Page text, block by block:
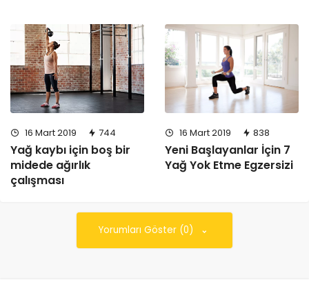
16 Mart 2019 744
Yağ kaybı için boş bir
midede ağırlık
çalışması
16 Mart 2019 838
Yeni Başlayanlar İçin 7
Yağ Yok Etme Egzersizi
Yorumları Göster (0)